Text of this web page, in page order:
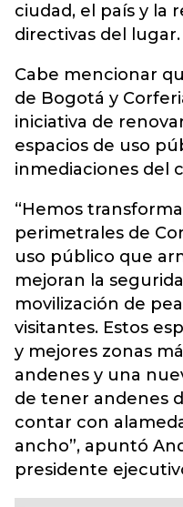
ciudad, el país y la
directivas del lugar.
Cabe mencionar
de Bogotá y
iniciativa de
espacios de uso
inmediaciones del
“Hemos
perimetrales de
uso público que
mejoran la
movilización de
visitantes. Estos
y mejores zonas
andenes y una
de tener andenes
contar con
ancho”, apuntó
presidente